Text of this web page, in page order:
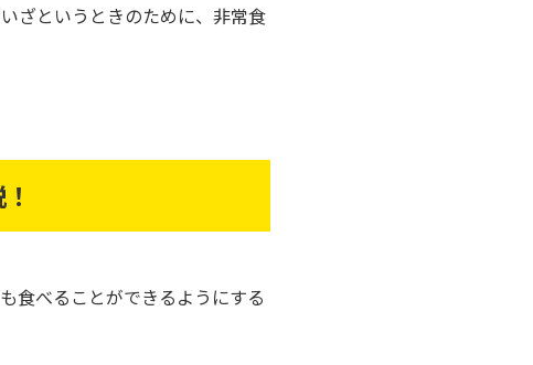
ざというときのために、非常食
食べることができるようにする